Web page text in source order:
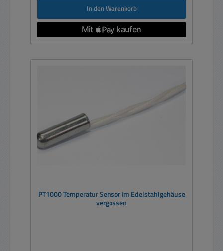
In den Warenkorb
PT1000 Temperatur Sensor im Edelstahlgehäuse
vergossen